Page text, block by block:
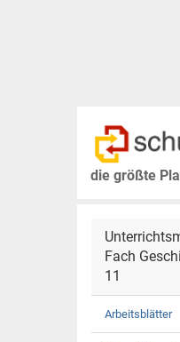
die größte
Fach
11
Arbeitsblätter